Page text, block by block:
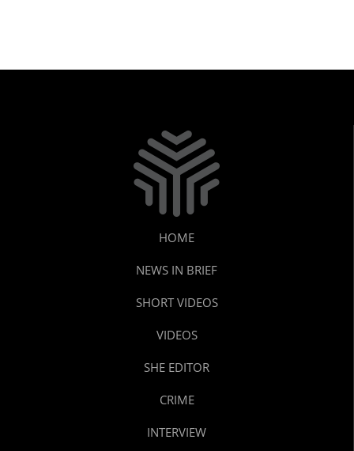
HOME
NEWS IN BRIEF
SHORT VIDEOS
VIDEOS
SHE EDITOR
CRIME
INTERVIEW